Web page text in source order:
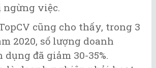
ngừng việc.
cũng cho thấy, trong 3
2020, số lượng doanh
đã giảm 30-35%.